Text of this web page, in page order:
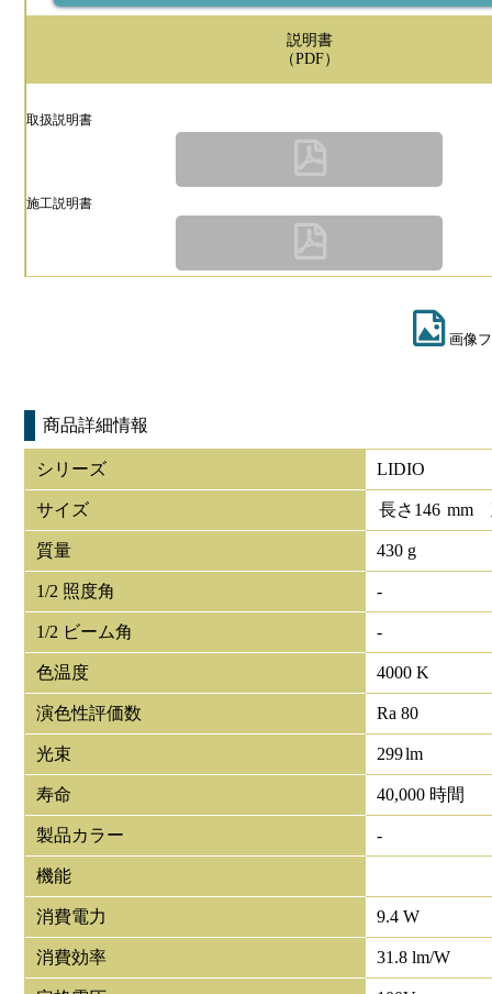
説明書
（PDF）
取扱説明書
施工説明書
画像
商品詳細情報
シリーズ LIDIO
サイズ 長さ 146 mm
質量 430 g
1/2 照度角 -
1/2 ビーム角 -
色温度 4000 K
演色性評価数 Ra 80
光束 299lm
寿命 40,000 時間
製品カラー -
機能
消費電力 9.4 W
消費効率 31.8 lm/W